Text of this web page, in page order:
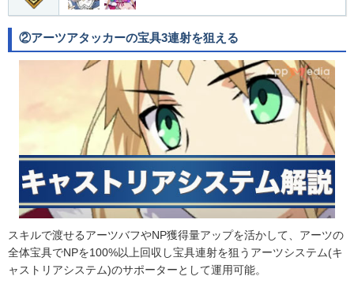
②アーツアタッカーの宝具3連射を狙える
スキルで渡せるアーツバフやNP獲得量アップを活かして、アーツの
全体宝具でNPを100%以上回収し宝具連射を狙うアーツシステム(キ
ャストリアシステム)のサポーターとして運用可能。